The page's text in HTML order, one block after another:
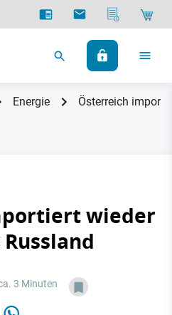
Energie Österreich
wieder
3 Minuten